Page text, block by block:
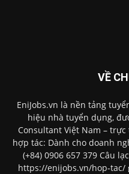
VỀ
EniJobs.vn là nền tảng
hiệu nhà tuyển dụng,
Consultant Việt Nam –
hợp tác: Dành cho doanh
(+84) 0906 657 379 Câu
https://enijobs.vn/hop-tac/